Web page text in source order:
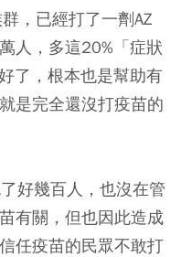
，已經打了一劑AZ
人， 多這20%「症狀
了，根本也是幫助有
是完全還沒打疫苗的
好幾百人，也沒在管
有關，但也因此造成
任疫苗的民眾不敢打